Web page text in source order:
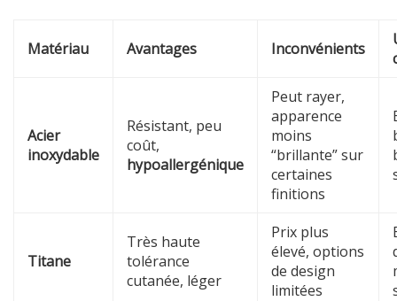
Matériau Avantages Inconvénients
Acier
inoxydable
Résistant, peu
coût,
hypoallergénique
Peut rayer,
apparence
moins
“brillante” sur
certaines
finitions
Titane
Très haute
tolérance
cutanée, léger
Prix plus
élevé, options
de design
limitées